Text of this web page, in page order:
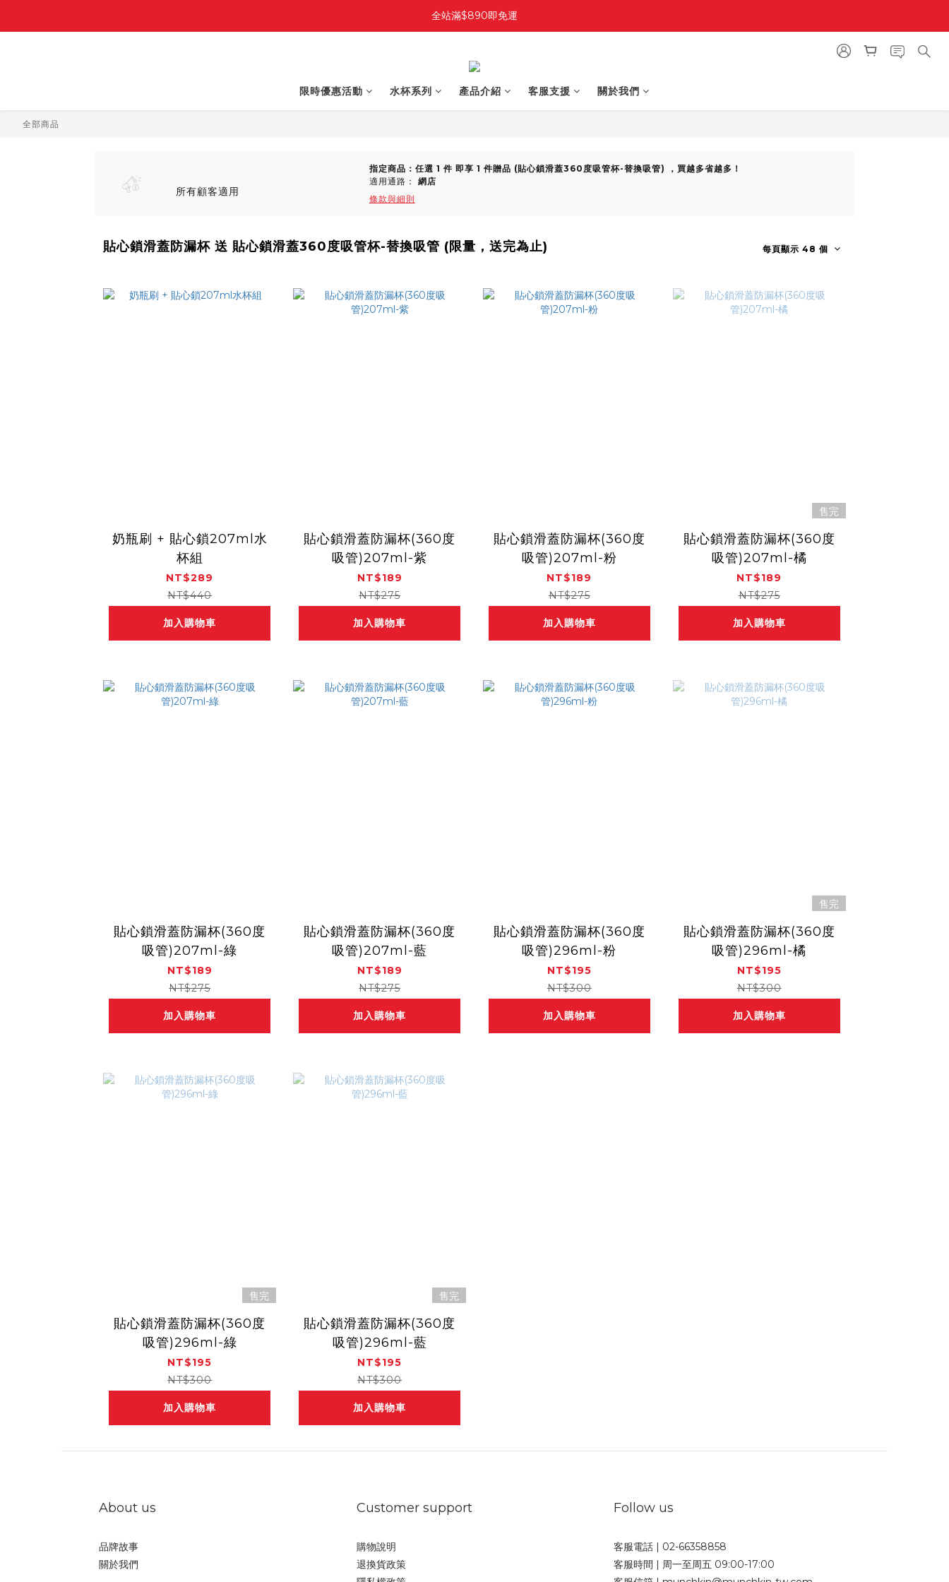
全站滿$890即免運
限時優惠活動 水杯系列 產品介紹 客服支援 關於我們
全部商品
所有顧客適用
指定商品：任選 1 件 即享 1 件贈品 (貼心鎖滑蓋360度吸管杯-替換吸管) ，買越多省越多！
適用通路： 網店
條款與細則
貼心鎖滑蓋防漏杯 送 貼心鎖滑蓋360度吸管杯-替換吸管 (限量，送完為止) 每頁顯示 48 個
奶瓶刷 + 貼心鎖207ml水
杯組
NT$289
NT$440
加入購物車
貼心鎖滑蓋防漏杯(360度
吸管)207ml-紫
NT$189
NT$275
加入購物車
貼心鎖滑蓋防漏杯(360度
吸管)207ml-粉
NT$189
NT$275
加入購物車
售完
貼心鎖滑蓋防漏杯(360度
吸管)207ml-橘
NT$189
NT$275
加入購物車
貼心鎖滑蓋防漏杯(360度
吸管)207ml-綠
NT$189
NT$275
加入購物車
貼心鎖滑蓋防漏杯(360度
吸管)207ml-藍
NT$189
NT$275
加入購物車
貼心鎖滑蓋防漏杯(360度
吸管)296ml-粉
NT$195
NT$300
加入購物車
售完
貼心鎖滑蓋防漏杯(360度
吸管)296ml-橘
NT$195
NT$300
加入購物車
售完
貼心鎖滑蓋防漏杯(360度
吸管)296ml-綠
NT$195
NT$300
加入購物車
售完
貼心鎖滑蓋防漏杯(360度
吸管)296ml-藍
NT$195
NT$300
加入購物車
About us
品牌故事
關於我們
Customer support
購物說明
退換貨政策
Follow us
客服電話 | 02-66358858
客服時間 | 周一至周五 09:00-17:00